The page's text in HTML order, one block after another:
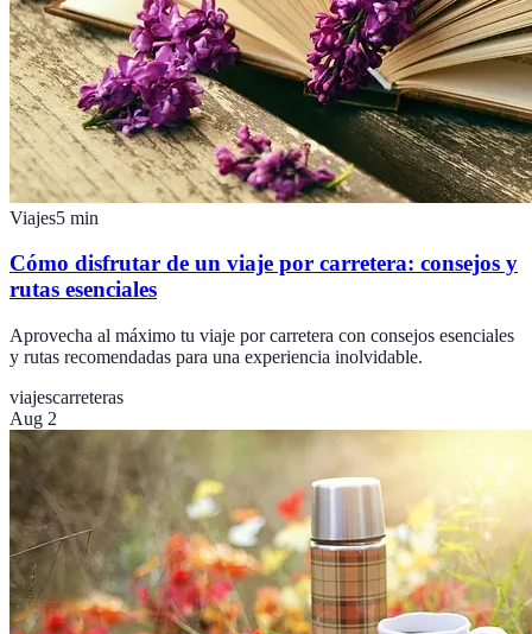
Viajes5 min
Cómo disfrutar de un viaje por carretera: consejos y
rutas esenciales
Aprovecha al máximo tu viaje por carretera con consejos esenciales
y rutas recomendadas para una experiencia inolvidable.
viajescarreteras
Aug 2